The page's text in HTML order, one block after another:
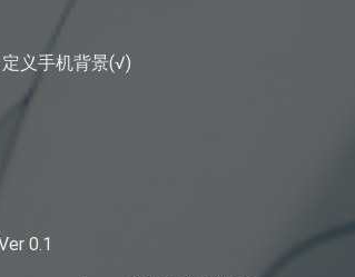
义手机背景(√)
0.1